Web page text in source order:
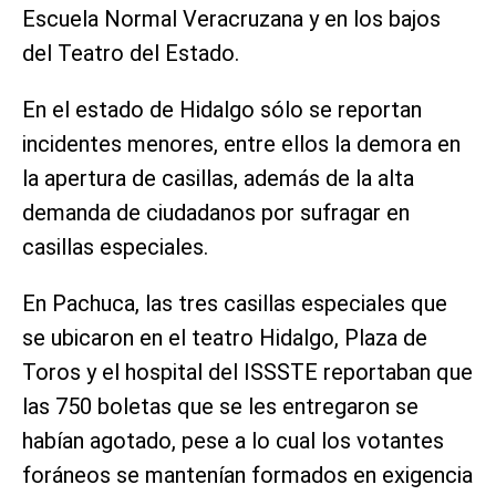
Escuela Normal Veracruzana y en los bajos
del Teatro del Estado.
En el estado de Hidalgo sólo se reportan
incidentes menores, entre ellos la demora en
la apertura de casillas, además de la alta
demanda de ciudadanos por sufragar en
casillas especiales.
En Pachuca, las tres casillas especiales que
se ubicaron en el teatro Hidalgo, Plaza de
Toros y el hospital del ISSSTE reportaban que
las 750 boletas que se les entregaron se
habían agotado, pese a lo cual los votantes
foráneos se mantenían formados en exigencia